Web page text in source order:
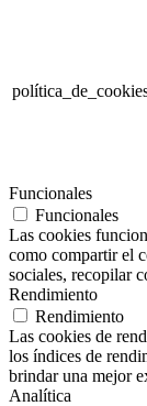
Funcionales
Funcionales
Las cookies
como compartir el
sociales, recopilar
Rendimiento
Rendimiento
Las cookies de
los índices de
brindar una mejor
Analítica